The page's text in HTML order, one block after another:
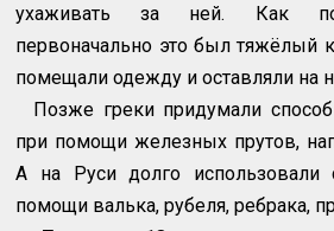
ухаживать за ней. Как
первоначально это был тяжёлый
помещали одежду и оставляли на
Позже греки придумали
при помощи железных прутов,
А на Руси долго использовали
помощи валька, рубеля, ребрака,